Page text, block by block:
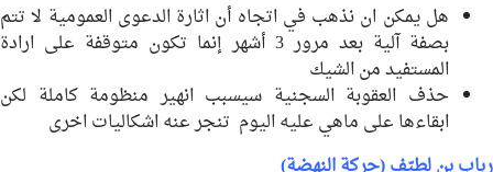
هل يمكن ان نذهب في اتجاه أن اثارة الدعوى العمومية لا تتم
بصفة آلية بعد مرور 3 أشهر إنما تكون متوقفة على ارادة
المستفيد من الشيك
حذف العقوبة السجنية سيسبب انهير منظومة كاملة لكن
ابقاءها على ماهي عليه اليوم تنجر عنه اشكاليات اخرى